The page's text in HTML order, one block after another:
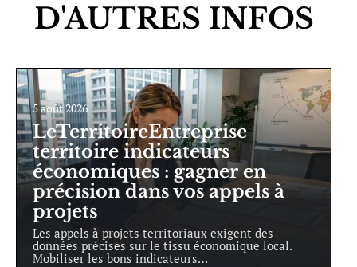
D'AUTRES INFOS
5 août 2026
LeTerritoireEntreprise
territoire indicateurs
économiques : gagner en
précision dans vos appels à
projets
Les appels à projets territoriaux exigent des
données précises sur le tissu économique local.
Mobiliser les bons indicateurs…